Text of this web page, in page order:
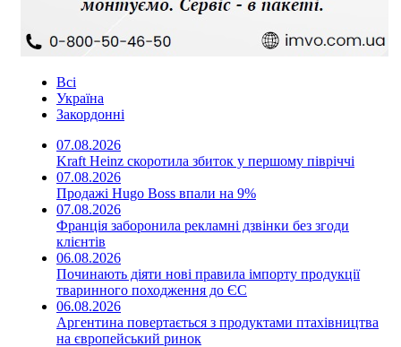
Всі
Україна
Закордонні
07.08.2026
Kraft Heinz скоротила збиток у першому півріччі
07.08.2026
Продажі Hugo Boss впали на 9%
07.08.2026
Франція заборонила рекламні дзвінки без згоди
клієнтів
06.08.2026
Починають діяти нові правила імпорту продукції
тваринного походження до ЄС
06.08.2026
Аргентина повертається з продуктами птахівництва
на європейський ринок